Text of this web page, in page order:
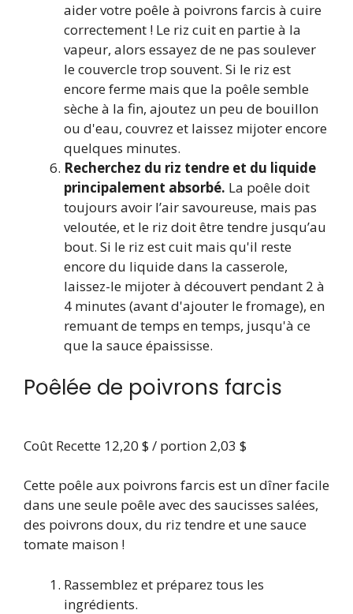
aider votre poêle à poivrons farcis à cuire
correctement ! Le riz cuit en partie à la
vapeur, alors essayez de ne pas soulever
le couvercle trop souvent. Si le riz est
encore ferme mais que la poêle semble
sèche à la fin, ajoutez un peu de bouillon
ou d'eau, couvrez et laissez mijoter encore
quelques minutes.
Recherchez du riz tendre et du liquide
principalement absorbé. La poêle doit
toujours avoir l’air savoureuse, mais pas
veloutée, et le riz doit être tendre jusqu’au
bout. Si le riz est cuit mais qu'il reste
encore du liquide dans la casserole,
laissez-le mijoter à découvert pendant 2 à
4 minutes (avant d'ajouter le fromage), en
remuant de temps en temps, jusqu'à ce
que la sauce épaississe.
Poêlée de poivrons farcis
Coût Recette 12,20 $ / portion 2,03 $
Cette poêle aux poivrons farcis est un dîner facile
dans une seule poêle avec des saucisses salées,
des poivrons doux, du riz tendre et une sauce
tomate maison !
Rassemblez et préparez tous les
ingrédients.